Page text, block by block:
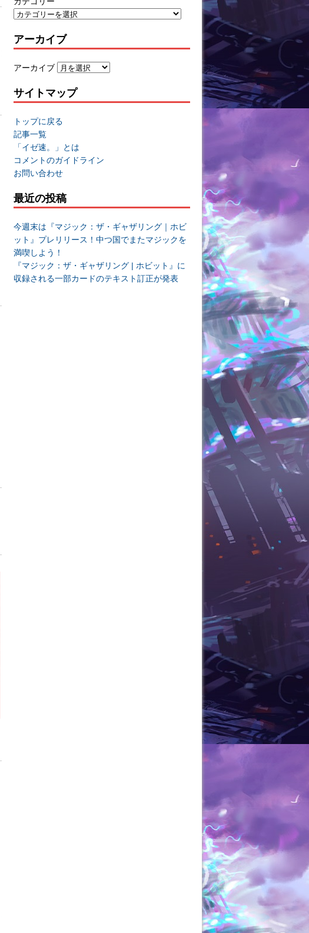
アーカイブ
アーカイブ
サイトマップ
トップに戻る
記事一覧
「イゼ速。」とは
コメントのガイドライン
お問い合わせ
最近の投稿
今週末は『マジック：ザ・ギャザリング｜ホビ
ット』プレリリース！中つ国でまたマジックを
満喫しよう！
『マジック：ザ・ギャザリング | ホビット』に
収録される一部カードのテキスト訂正が発表